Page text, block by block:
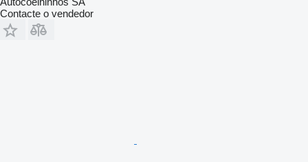
Contacte o vendedor